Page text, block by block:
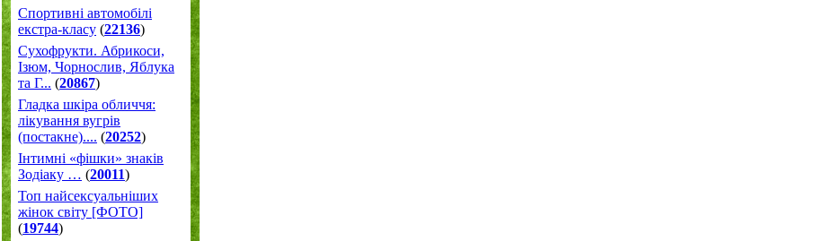
Спортивні автомобілі
екстра-класу (22136)
Cухофрукти. Абрикоси,
Ізюм, Чорнослив, Яблука
та Г... (20867)
Гладка шкіра обличчя:
лікування вугрів
(постакне).... (20252)
Інтимні «фішки» знаків
Зодіаку … (20011)
Топ найсексуальніших
жінок світу [ФОТО]
(19744)